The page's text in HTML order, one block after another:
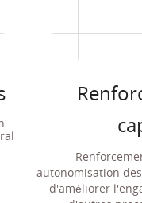
autonomisation
d'améliorer